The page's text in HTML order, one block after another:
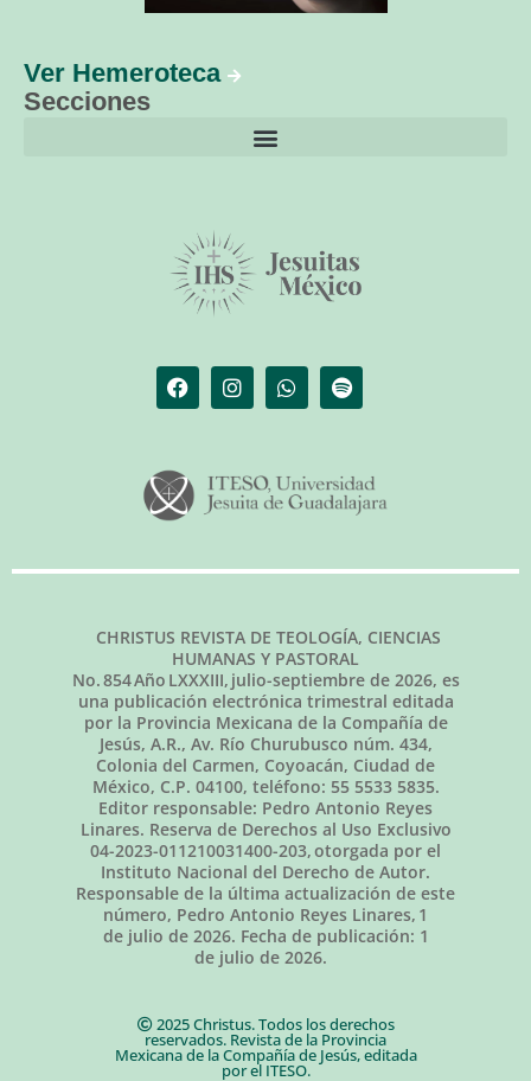
Ver Hemeroteca
Secciones
CHRISTUS REVISTA DE TEOLOGÍA, CIENCIAS
HUMANAS Y PASTORAL
No.854Año LXXXIII, julio-septiembre de 2026, es
una publicación electrónica trimestral editada
por la Provincia Mexicana de la Compañía de
Jesús, A.R., Av. Río Churubusco núm. 434,
Colonia del Carmen, Coyoacán, Ciudad de
México, C.P. 04100, teléfono: 55 5533 5835.
Editor responsable: Pedro Antonio Reyes
Linares. Reserva de Derechos al Uso Exclusivo
04-2023-011210031400-203, otorgada por el
Instituto Nacional del Derecho de Autor.
Responsable de la última actualización de este
número, Pedro Antonio Reyes Linares, 1
de julio de 2026. Fecha de publicación: 1
de julio de 2026.
2025 Christus. Todos los derechos
reservados. Revista de la Provincia
Mexicana de la Compañía de Jesús, editada
por el ITESO.